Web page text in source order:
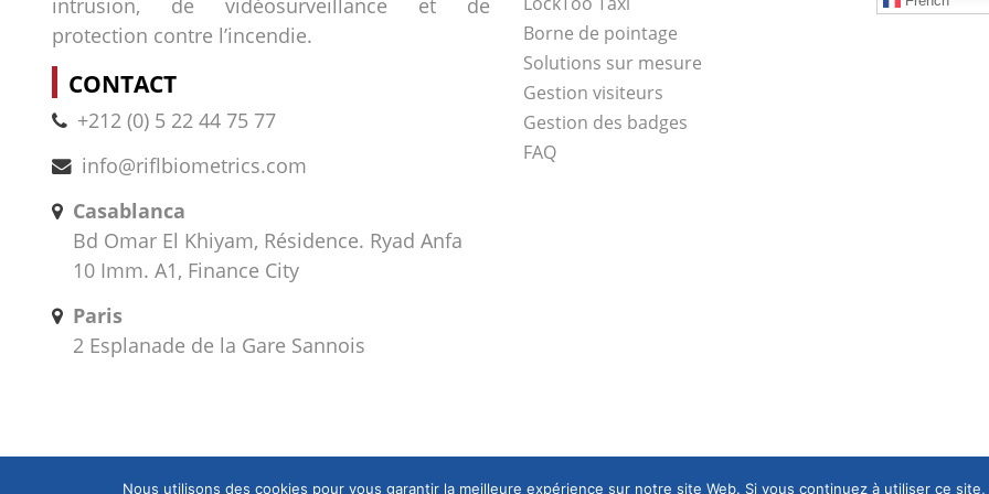
protection contre l’incendie.
CONTACT
+212 (0) 5 22 44 75 77
info@riflbiometrics.com
Casablanca
Bd Omar El Khiyam, Résidence. Ryad Anfa
10 Imm. A1, Finance City
Paris
2 Esplanade de la Gare Sannois
Borne de pointage
Solutions sur mesure
Gestion visiteurs
Gestion des badges
FAQ
Nous utilisons des cookies pour vous garantir la meilleure expérience sur notre site Web. Si vous continuez à utiliser ce